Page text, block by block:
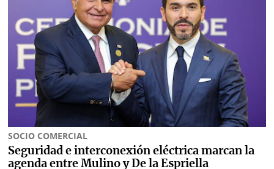
SOCIO COMERCIAL
Seguridad e interconexión eléctrica marcan la
agenda entre Mulino y De la Espriella